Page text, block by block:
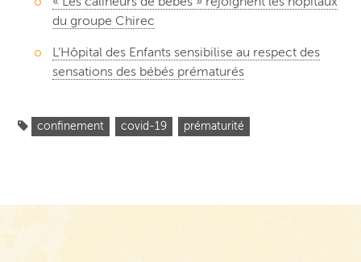
du groupe Chirec
L’Hôpital des Enfants sensibilise au respect des
sensations des bébés prématurés
confinement covid-19 prématurité